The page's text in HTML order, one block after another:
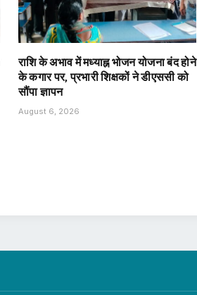
राशि के अभाव में मध्याह्न भोजन योजना बंद होने
के कगार पर, प्रभारी शिक्षकों ने डीएससी को
सौंपा ज्ञापन
August 6, 2026